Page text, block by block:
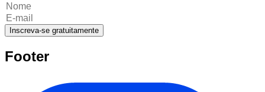
Inscreva-se gratuitamente
Footer